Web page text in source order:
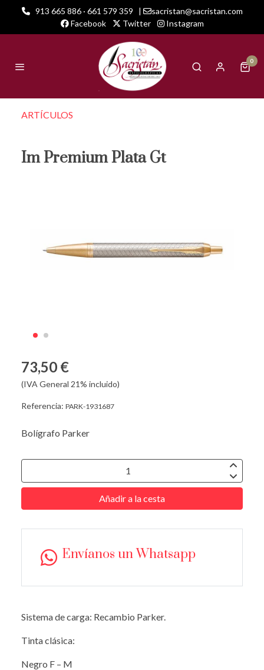
913 665 886 · 661 579 359 |
sacristan@sacristan.com
Facebook
Twitter Instagram
0
ARTÍCULOS
Im Premium Plata Gt
73,50 €
(IVA General 21% incluido)
Referencia: PARK-1931687
Bolígrafo Parker
Añadir a la cesta
Envíanos un Whatsapp
Sistema de carga: Recambio Parker.
Tinta clásica:
Negro F – M